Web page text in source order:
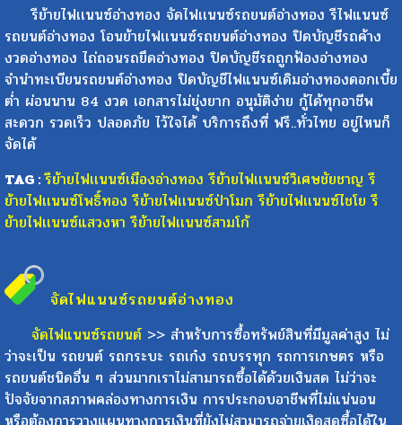
รีย้ายไฟเเนนซ์อ่างทอง จัดไฟเเนนซ์รถยนต์อ่างทอง รีไฟแนนซ์
รถยนต์อ่างทอง โอนย้ายไฟเเนนซ์รถยนต์อ่างทอง ปิดบัญชีรถค้าง
งวดอ่างทอง ไถ่ถอนรถยึดอ่างทอง ปิดบัญชีรถถูกฟ้องอ่างทอง
จำนำทะเบียนรถยนต์อ่างทอง ปิดบัญชีไฟแนนซ์เดิมอ่างทองดอกเบี้ย
ต่ำ ผ่อนนาน 84 งวด เอกสารไม่ยุ่งยาก อนุมัติง่าย กู้ได้ทุกอาชีพ
สะดวก รวดเร็ว ปลอดภัย ไว้ใจได้ บริการถึงที่ ฟรี..ทั่วไทย อยู่ไหนก็
จัดได้
TAG :รีย้ายไฟเเนนซ์เมืองอ่างทอง รีย้ายไฟเเนนซ์วิเศษชัยชาญ รี
ย้ายไฟเเนนซ์โพธิ์ทอง รีย้ายไฟเเนนซ์ป่าโมก รีย้ายไฟเเนนซ์ไชโย รี
ย้ายไฟเเนนซ์แสวงหา รีย้ายไฟเเนนซ์สามโก้
จัดไฟแนนซ์รถยนต์อ่างทอง
จัดไฟแนนซ์รถยนต์ >> สำหรับการซื้อทรัพย์สินที่มีมูลค่าสูง ไม่
ว่าจะเป็น รถยนต์ รถกระบะ รถเก๋ง รถบรรทุก รถการเกษตร หรือ
รถยนต์ชนิดอื่น ๆ ส่วนมากเราไม่สามารถซื้อได้ด้วยเงินสด ไม่ว่าจะ
ปัจจัยจากสภาพคล่องทางการเงิน การประกอบอาชีพที่ไม่แน่นอน